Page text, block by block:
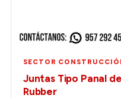
SECTOR
Juntas Tipo Panal
Rubber